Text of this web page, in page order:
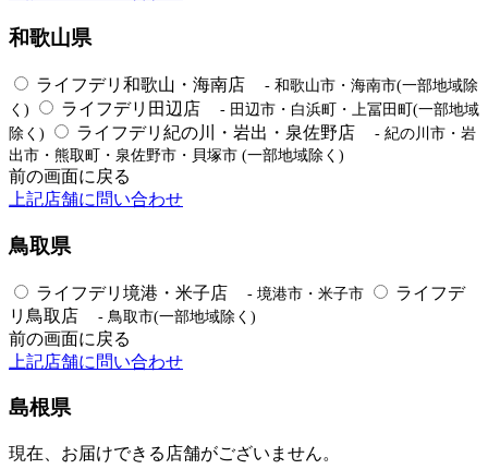
和歌山県
ライフデリ和歌山・海南店
- 和歌山市・海南市(一部地域除
く)
ライフデリ田辺店
- 田辺市・白浜町・上冨田町(一部地域
除く)
ライフデリ紀の川・岩出・泉佐野店
- 紀の川市・岩
出市・熊取町・泉佐野市・貝塚市 (一部地域除く)
前の画面に戻る
上記店舗に問い合わせ
鳥取県
ライフデリ境港・米子店 - 境港市・米子市
ライフデ
リ鳥取店
- 鳥取市(一部地域除く)
前の画面に戻る
上記店舗に問い合わせ
島根県
現在、お届けできる店舗がございません。